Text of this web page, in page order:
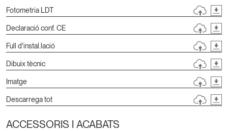
Fotometria LDT
Declaració conf. CE
Full d'instal.lació
Dibuix tècnic
Imatge
Descarrega tot
ACCESSORIS I ACABATS